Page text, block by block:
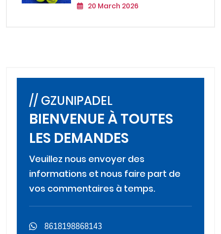
20 March 2026
// GZUNIPADEL
BIENVENUE À TOUTES
LES DEMANDES
Veuillez nous envoyer des
informations et nous faire part de
vos commentaires à temps.
8618198868143